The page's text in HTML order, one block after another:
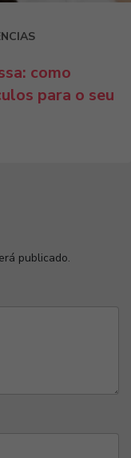
como
para o seu
publicado.